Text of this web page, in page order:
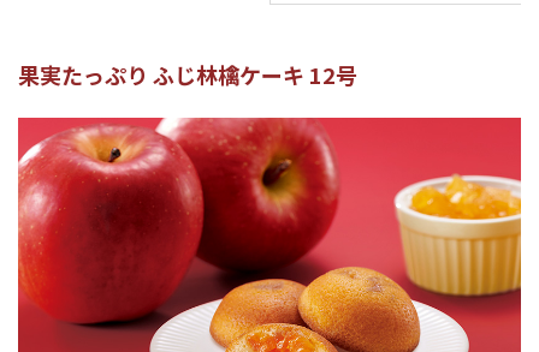
果実たっぷり ふじ林檎ケーキ 12号